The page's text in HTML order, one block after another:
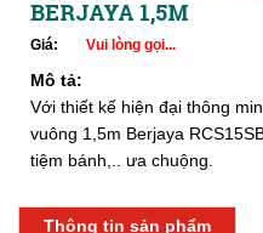
BERJAYA 1,5M
Giá: Vui lòng gọi...
Mô tả:
Với thiết kế hiện đại thông
vuông 1,5m Berjaya
tiệm bánh,.. ưa chuộng.
Thông tin sản phẩm